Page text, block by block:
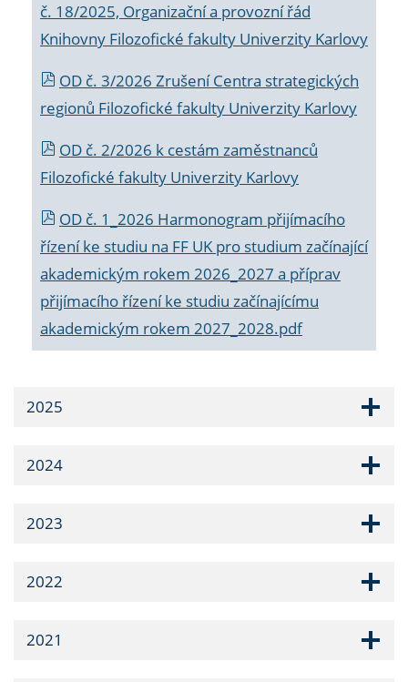
č. 18/2025, Organizační a provozní řád
Knihovny Filozofické fakulty Univerzity Karlovy
OD č. 3/2026 Zrušení Centra strategických
regionů Filozofické fakulty Univerzity Karlovy
OD č. 2/2026 k cestám zaměstnanců
Filozofické fakulty Univerzity Karlovy
OD č. 1_2026 Harmonogram přijímacího
řízení ke studiu na FF UK pro studium začínající
akademickým rokem 2026_2027 a příprav
přijímacího řízení ke studiu začínajícímu
akademickým rokem 2027_2028.pdf
2025
2024
2023
2022
2021